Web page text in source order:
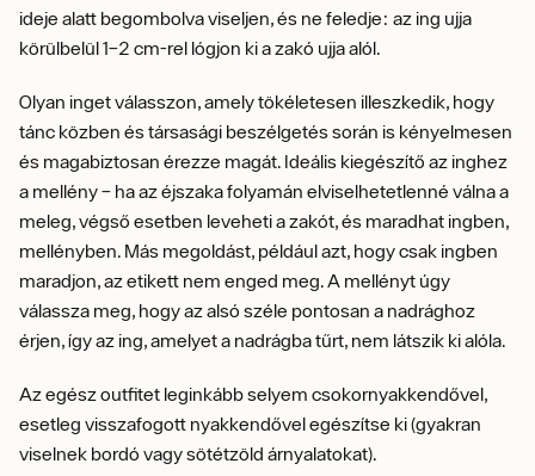
ideje alatt begombolva viseljen, és ne feledje: az ing ujja
körülbelül 1–2 cm-rel lógjon ki a zakó ujja alól.
Olyan inget válasszon, amely tökéletesen illeszkedik, hogy
tánc közben és társasági beszélgetés során is kényelmesen
és magabiztosan érezze magát. Ideális kiegészítő az inghez
a mellény – ha az éjszaka folyamán elviselhetetlenné válna a
meleg, végső esetben leveheti a zakót, és maradhat ingben,
mellényben. Más megoldást, például azt, hogy csak ingben
maradjon, az etikett nem enged meg. A mellényt úgy
válassza meg, hogy az alsó széle pontosan a nadrághoz
érjen, így az ing, amelyet a nadrágba tűrt, nem látszik ki alóla.
Az egész outfitet leginkább selyem csokornyakkendővel,
esetleg visszafogott nyakkendővel egészítse ki (gyakran
viselnek bordó vagy sötétzöld árnyalatokat).